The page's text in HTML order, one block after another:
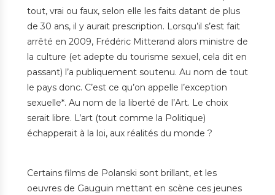
tout, vrai ou faux, selon elle les faits datant de plus
de 30 ans, il y aurait prescription. Lorsqu’il s’est fait
arrêté en 2009, Frédéric Mitterand alors ministre de
la culture (et adepte du tourisme sexuel, cela dit en
passant) l’a publiquement soutenu. Au nom de tout
le pays donc. C’est ce qu’on appelle l’exception
sexuelle*. Au nom de la liberté de l’Art. Le choix
serait libre. L’art (tout comme la Politique)
échapperait à la loi, aux réalités du monde ?
Certains films de Polanski sont brillant, et les
oeuvres de Gauguin mettant en scène ces jeunes